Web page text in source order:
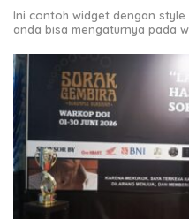
Ini contoh widget dengan
anda bisa mengaturnya pada